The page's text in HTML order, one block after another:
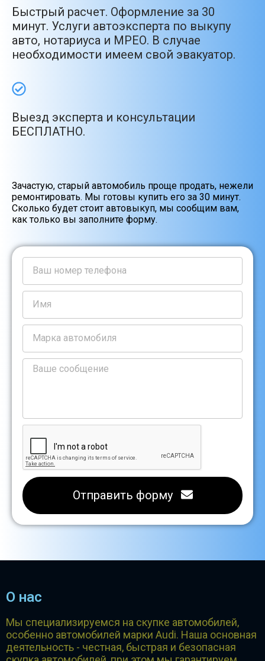
Быстрый расчет. Оформление за 30
минут. Услуги автоэксперта по выкупу
авто, нотариуса и МРЕО. В случае
необходимости имеем свой эвакуатор.
Выезд эксперта и консультации
БЕСПЛАТНО.
Зачастую, старый автомобиль проще продать, нежели
ремонтировать. Мы готовы купить его за 30 минут.
Сколько будет стоит автовыкуп, мы сообщим вам,
как только вы заполните форму.
Отправить форму
О нас
Мы специализируемся на скупке автомобилей,
особенно автомобилей марки Audi. Наша основная
деятельность - честная, быстрая и безопасная